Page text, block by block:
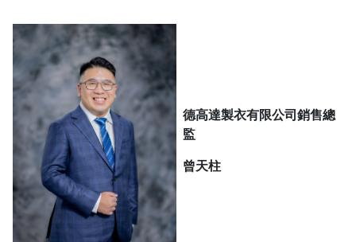
德高達製衣有限公司銷售總
監
曾天柱